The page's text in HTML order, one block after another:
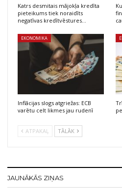
Katrs desmitais mājokļa kredīta
pieteikums tiek noraidīts
negatīvas kredītvēstures…
EKONOMIKA
Inflācijas slogs atgriežas: ECB
varētu celt likmes jau rudenī
ATPAKAĻ TĀLĀK
JAUNĀKĀS ZIŅAS